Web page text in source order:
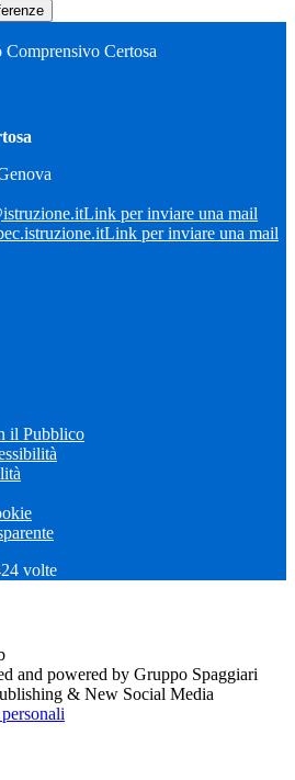
Comprensivo Certosa
Link per inviare una mail
Link per inviare una mail
il Pubblico
volte
and powered by Gruppo Spaggiari
& New Social Media